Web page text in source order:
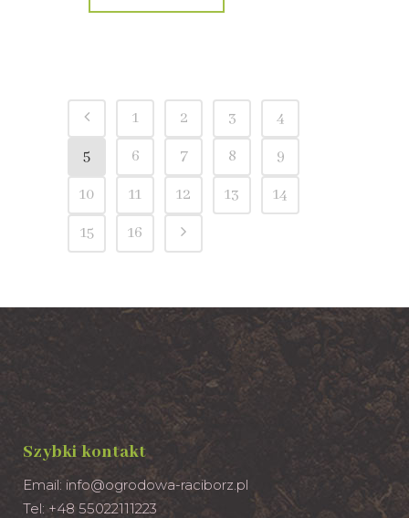
1 2 3
4
5
6 7 8
9
10
11 12 13
14
15
16
Szybki kontakt
Email: info@ogrodowa-raciborz.pl
Tel: +48 55022111223